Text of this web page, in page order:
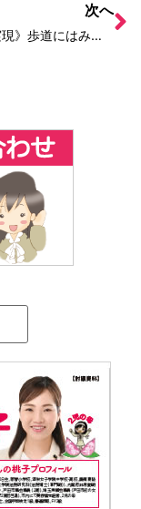
次へ
《ご意見実現》歩道にはみ出ている空き地の雑草が伐採されました！